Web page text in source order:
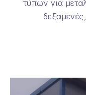
τύπων για